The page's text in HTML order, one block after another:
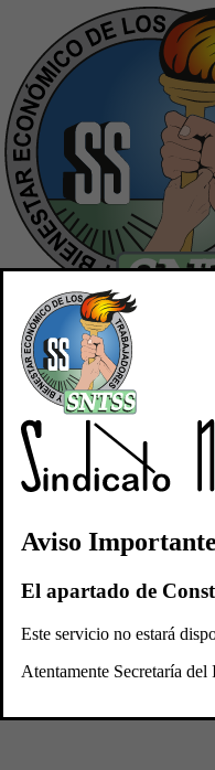
Inicio
Quiénes Somos
Aviso Importante
El apartado de
Este servicio no estará
Atentamente Secretaría